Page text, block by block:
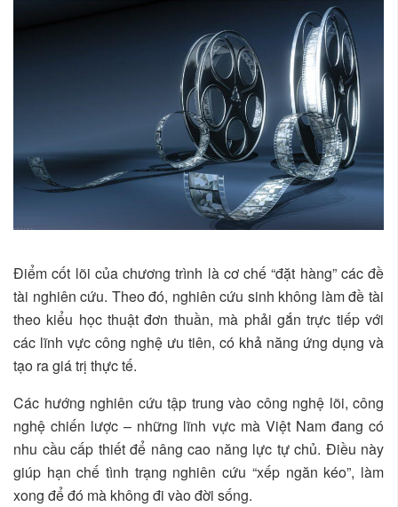
Điểm cốt lõi của chương trình là cơ chế “đặt hàng” các đề
tài nghiên cứu. Theo đó, nghiên cứu sinh không làm đề tài
theo kiểu học thuật đơn thuần, mà phải gắn trực tiếp với
các lĩnh vực công nghệ ưu tiên, có khả năng ứng dụng và
tạo ra giá trị thực tế.
Các hướng nghiên cứu tập trung vào công nghệ lõi, công
nghệ chiến lược – những lĩnh vực mà Việt Nam đang có
nhu cầu cấp thiết để nâng cao năng lực tự chủ. Điều này
giúp hạn chế tình trạng nghiên cứu “xếp ngăn kéo”, làm
xong để đó mà không đi vào đời sống.